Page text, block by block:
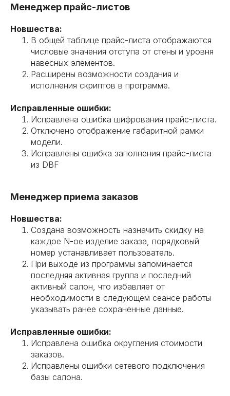
Менеджер прайс-листов
Новшества:
В общей таблице прайс-листа отображаются
числовые значения отступа от стены и уровня
навесных элементов.
Расширены возможности создания и
исполнения скриптов в программе.
Исправленные ошибки:
Исправлена ошибка шифрования прайс-листа.
Отключено отображение габаритной рамки
модели.
Исправлены ошибка заполнения прайс-листа
из DBF
Менеджер приема заказов
Новшества:
Создана возможность назначить скидку на
каждое N-ое изделие заказа, порядковый
номер устанавливает пользователь.
При выходе из программы запоминается
последняя активная группа и последний
активный салон, что избавляет от
необходимости в следующем сеансе работы
указывать ранее сохраненные данные.
Исправленные ошибки:
Исправлена ошибка округления стоимости
заказов.
Исправлены ошибки сетевого подключения
базы салона.